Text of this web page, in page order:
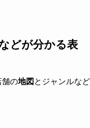
どが分かる表
舗の地図 とジャンルな